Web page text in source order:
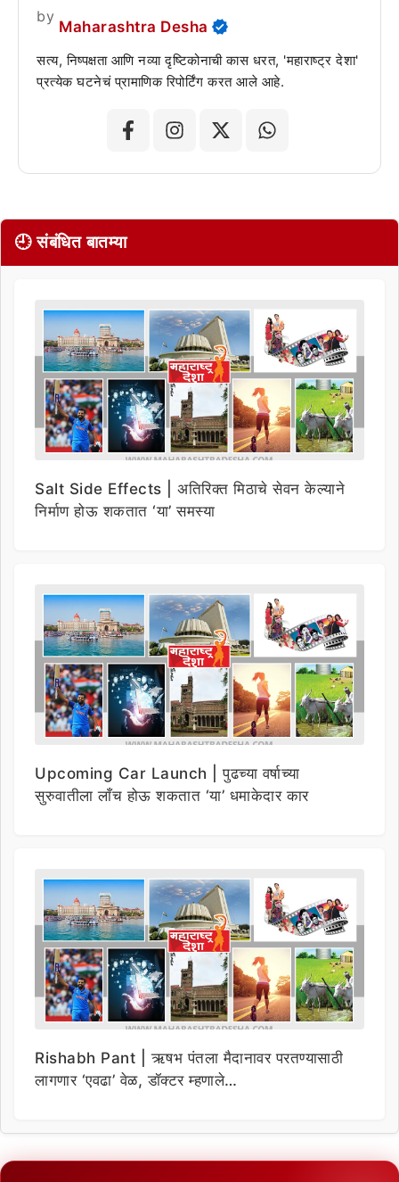
by
Maharashtra Desha
सत्य, निष्पक्षता आणि नव्या दृष्टिकोनाची कास धरत, 'महाराष्ट्र देशा'
प्रत्येक घटनेचं प्रामाणिक रिपोर्टिंग करत आले आहे.
🕘 संबंधित बातम्या
Salt Side Effects | अतिरिक्त मिठाचे सेवन केल्याने
निर्माण होऊ शकतात ‘या’ समस्या
Upcoming Car Launch | पुढच्या वर्षाच्या
सुरुवातीला लाँच होऊ शकतात ‘या’ धमाकेदार कार
Rishabh Pant | ऋषभ पंतला मैदानावर परतण्यासाठी
लागणार ‘एवढा’ वेळ, डॉक्टर म्हणाले…